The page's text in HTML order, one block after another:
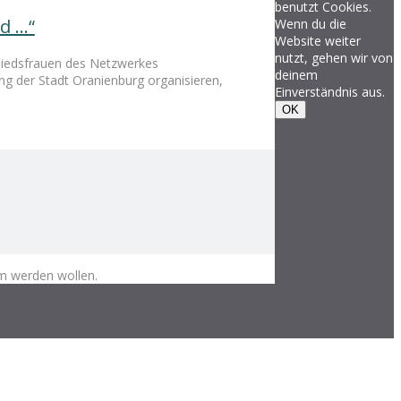
…“
des Netzwerkes
der Stadt Oranienburg organisieren,
werden wollen.
benutzt Cookies.
Wenn du die
Website weiter
nutzt, gehen wir von
deinem
Einverständnis aus.
OK